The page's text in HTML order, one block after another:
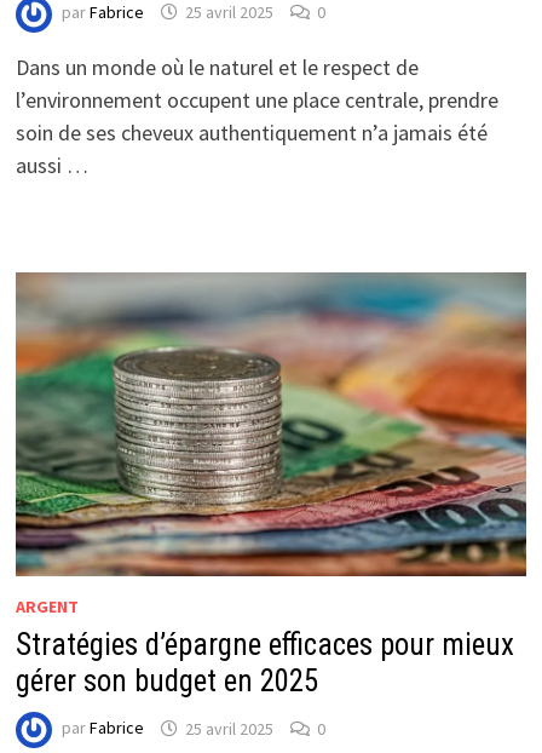
parFabrice 25 avril 2025 0
Dans un monde où le naturel et le respect de
l’environnement occupent une place centrale, prendre
soin de ses cheveux authentiquement n’a jamais été
aussi …
ARGENT
Stratégies d’épargne efficaces pour mieux
gérer son budget en 2025
parFabrice 25 avril 2025 0